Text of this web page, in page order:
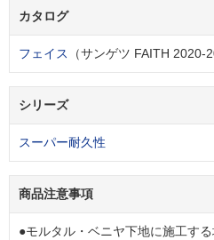
カタログ
フェイス （サンゲツ FAITH 2020-
シリーズ
スーパー耐久性
商品注意事項
●モルタル・ベニヤ下地に施工す